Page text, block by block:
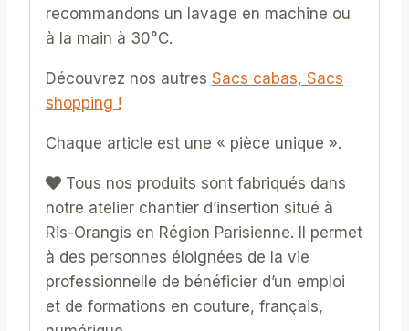
recommandons un lavage en machine ou
à la main à 30°C.
Découvrez nos autres Sacs cabas, Sacs
shopping !
Chaque article est une « pièce unique ».
Tous nos produits sont fabriqués dans
notre atelier chantier d’insertion situé à
Ris-Orangis en Région Parisienne. Il permet
à des personnes éloignées de la vie
professionnelle de bénéficier d’un emploi
et de formations en couture, français,